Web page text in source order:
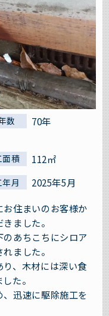
数 70年
面積 112㎡
月
2025年5月
住まいのお客様か
ました。
あちこちにシロア
ました。
、木材には深い食
た。
迅速に駆除施工を